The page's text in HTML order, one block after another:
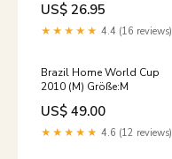
US$ 26.95
★★★★★ 4.4 (16 reviews)
Brazil Home World Cup
2010 (M) Größe:M
US$ 49.00
★★★★★ 4.6 (12 reviews)